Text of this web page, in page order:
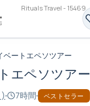
Rituals Travel - 15469
ベートエペソツアー
エペソツアー
7時間 ベストセラー